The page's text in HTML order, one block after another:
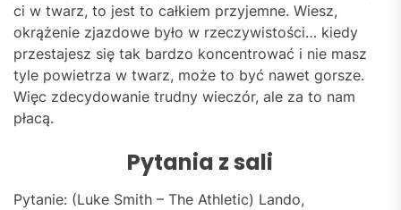
ci w twarz, to jest to całkiem przyjemne. Wiesz,
okrążenie zjazdowe było w rzeczywistości… kiedy
przestajesz się tak bardzo koncentrować i nie masz
tyle powietrza w twarz, może to być nawet gorsze.
Więc zdecydowanie trudny wieczór, ale za to nam
płacą.
Pytania z sali
Pytanie: (Luke Smith – The Athletic) Lando,